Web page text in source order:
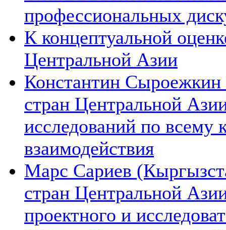
профессиональных
К концептуальной
Центральной Азии
Константин Сыроежкин
стран Центральной
исследований по всему
взаимодействия
Марс Сариев
стран Центральной
проектного и